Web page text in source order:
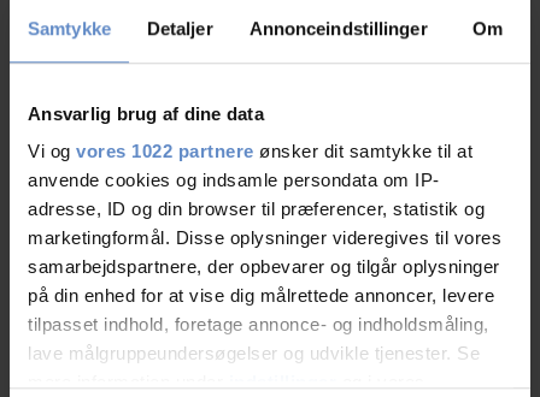
Samtykke Detaljer Annonceindstillinger Om
Ansvarlig brug af dine data
Vi og vores 1022 partnere ønsker dit samtykke til at
anvende cookies og indsamle persondata om IP-
adresse, ID og din browser til præferencer, statistik og
marketingformål. Disse oplysninger videregives til vores
samarbejdspartnere, der opbevarer og tilgår oplysninger
på din enhed for at vise dig målrettede annoncer, levere
tilpasset indhold, foretage annonce- og indholdsmåling,
lave målgruppeundersøgelser og udvikle tjenester. Se
Gratis wifi
Fodbold
Fodboldbane
Gratis parkering Handicap venligt
Sportshal Svømmehal
Læs mere